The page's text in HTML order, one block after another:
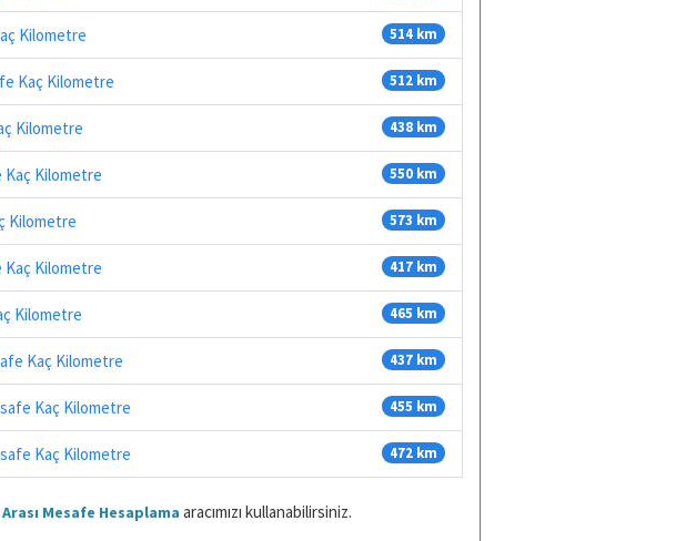
Kilometre 514 km
Kaç Kilometre 512 km
Kilometre 438 km
Kaç Kilometre 550 km
Kilometre 573 km
Kaç Kilometre 417 km
Kilometre 465 km
Kaç Kilometre 437 km
Kaç Kilometre 455 km
Kaç Kilometre 472 km
Mesafe Hesaplama aracımızı kullanabilirsiniz.